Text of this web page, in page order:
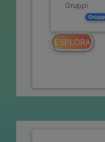
Gruppi
ESPLORA